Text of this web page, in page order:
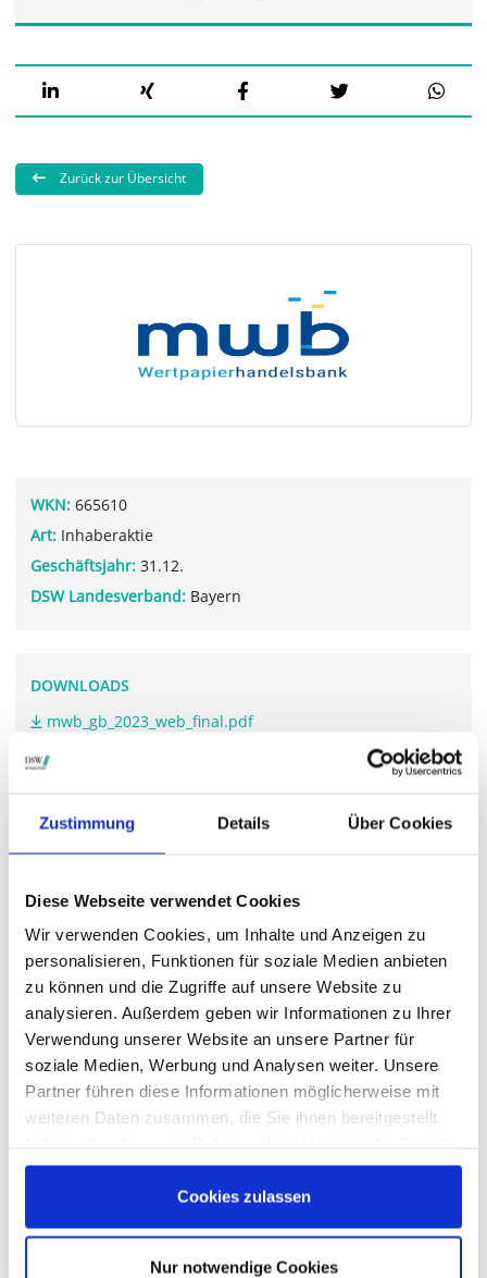
Zustimmung Details Über Cookies
Diese Webseite verwendet Cookies
Wir verwenden Cookies, um Inhalte und Anzeigen zu
personalisieren, Funktionen für soziale Medien anbieten
zu können und die Zugriffe auf unsere Website zu
analysieren. Außerdem geben wir Informationen zu Ihrer
Verwendung unserer Website an unsere Partner für
soziale Medien, Werbung und Analysen weiter. Unsere
Partner führen diese Informationen möglicherweise mit
weiteren Daten zusammen, die Sie ihnen bereitgestellt
gesammelt haben.
Cookies zulassen
Nur notwendige Cookies
Zurück zur Übersicht
WKN: 665610
Art: Inhaberaktie
Geschäftsjahr: 31.12.
DSW Landesverband: Bayern
DOWNLOADS
mwb_gb_2023_web_final.pdf
WEITERFÜHRENDE LINKS
www.mwbfairtrade.com/.../#Hauptversammlung
STIMMRECHTSVERTRETUNG DURCH DIE DSW
Die DSW vertritt Ihre Stimmrechteauf sämtlichen
wichtigen Hauptversammlungen in Deutschland.
VERGANGENE HAUPTVERSAMMLUNGSTERMINE
Die nächsten Termine